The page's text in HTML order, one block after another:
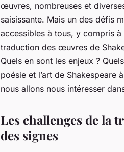
œuvres, nombreuses et
saisissante. Mais un des défis
accessibles à tous, y compris à
traduction des œuvres de
Quels en sont les enjeux ?
poésie et l’art de Shakespeare
nous allons nous intéresser
Les challenges de la
des signes